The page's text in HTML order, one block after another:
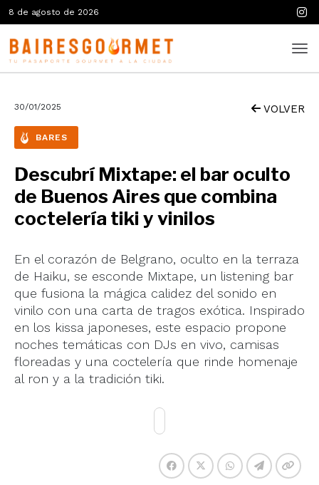
8 de agosto de 2026
30/01/2025 VOLVER
BARES
Descubrí Mixtape: el bar oculto
de Buenos Aires que combina
coctelería tiki y vinilos
En el corazón de Belgrano, oculto en la terraza
de Haiku, se esconde Mixtape, un listening bar
que fusiona la mágica calidez del sonido en
vinilo con una carta de tragos exótica. Inspirado
en los kissa japoneses, este espacio propone
noches temáticas con DJs en vivo, camisas
floreadas y una coctelería que rinde homenaje
al ron y a la tradición tiki.